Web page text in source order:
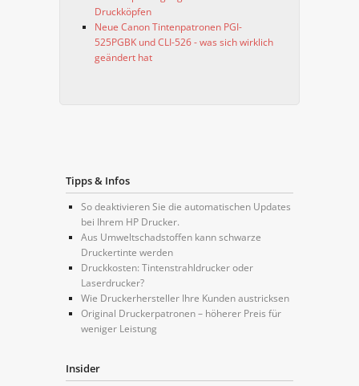
Druckköpfen
Neue Canon Tintenpatronen PGI-
525PGBK und CLI-526 - was sich wirklich
geändert hat
Tipps & Infos
So deaktivieren Sie die automatischen Updates
bei Ihrem HP Drucker.
Aus Umweltschadstoffen kann schwarze
Druckertinte werden
Druckkosten: Tintenstrahldrucker oder
Laserdrucker?
Wie Druckerhersteller Ihre Kunden austricksen
Original Druckerpatronen – höherer Preis für
weniger Leistung
Insider